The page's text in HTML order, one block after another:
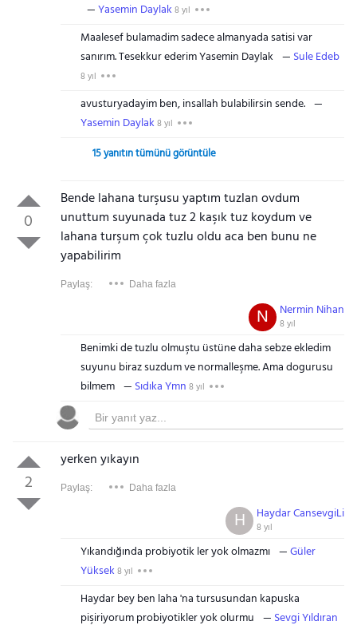
Yasemin Daylak 8 yıl
Maalesef bulamadim sadece almanyada satisi var
sanırım. Tesekkur ederim Yasemin Daylak
Sule Edeb
8 yıl
avusturyadayim ben, insallah bulabilirsin sende.
Yasemin Daylak 8 yıl
15 yanıtın tümünü görüntüle
0
Bende lahana turşusu yaptım tuzlan ovdum
unuttum suyunada tuz 2 kaşık tuz koydum ve
lahana turşum çok tuzlu oldu aca ben bunu ne
yapabilirim
Paylaş: Daha fazla
Nermin Nihan
8 yıl
N
Benimki de tuzlu olmuştu üstüne daha sebze ekledim
suyunu biraz suzdum ve normalleşme. Ama dogurusu
bilmem
Sıdıka Ymn 8 yıl
2
yerken yıkayın
Paylaş: Daha fazla
Haydar CansevgiLi
8 yıl
H
Yıkandığında probiyotik ler yok olmazmı
Güler
Yüksek 8 yıl
Haydar bey ben laha 'na tursusundan kapuska
pişiriyorum probiyotikler yok olurmu
Sevgi Yıldıran